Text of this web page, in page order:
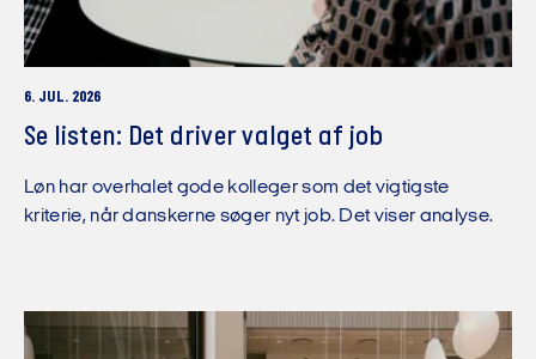
6. JUL. 2026
Se listen: Det driver valget af job
Løn har overhalet gode kolleger som det vigtigste
kriterie, når danskerne søger nyt job. Det viser analyse.